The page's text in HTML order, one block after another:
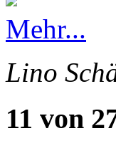
Mehr...
Lino
11 von